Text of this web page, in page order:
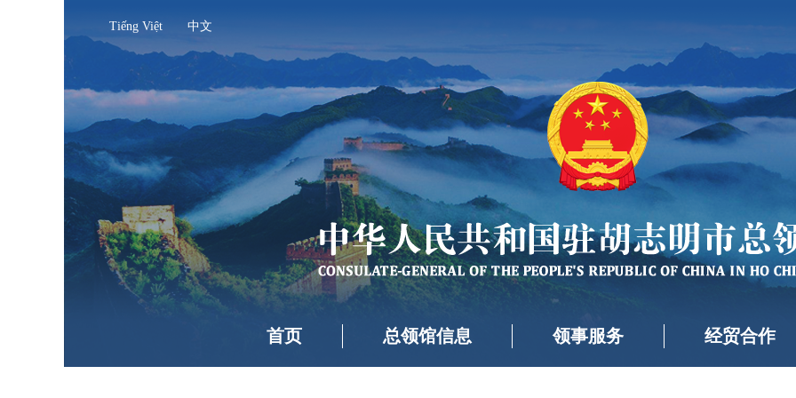
Tiếng Việt 中文
首页 总领馆信息 领事服务 经贸合作